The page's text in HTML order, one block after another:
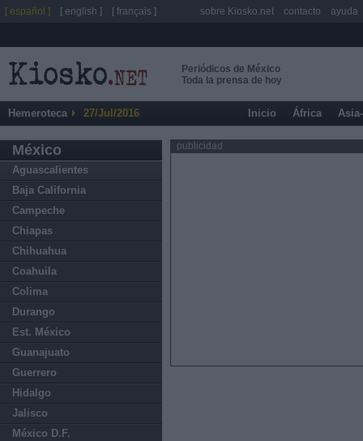
Periódicos de México
Toda la prensa de hoy
Hemeroteca 27/Jul/2016 Inicio África
México
Aguascalientes
Baja California
Campeche
Chiapas
Chihuahua
Coahuila
Colima
Durango
Est. México
Guanajuato
Guerrero
Hidalgo
Jalisco
México D.F.
publicidad
[ español ] [ english ] [ français ] sobre Kiosko.net contacto ayuda